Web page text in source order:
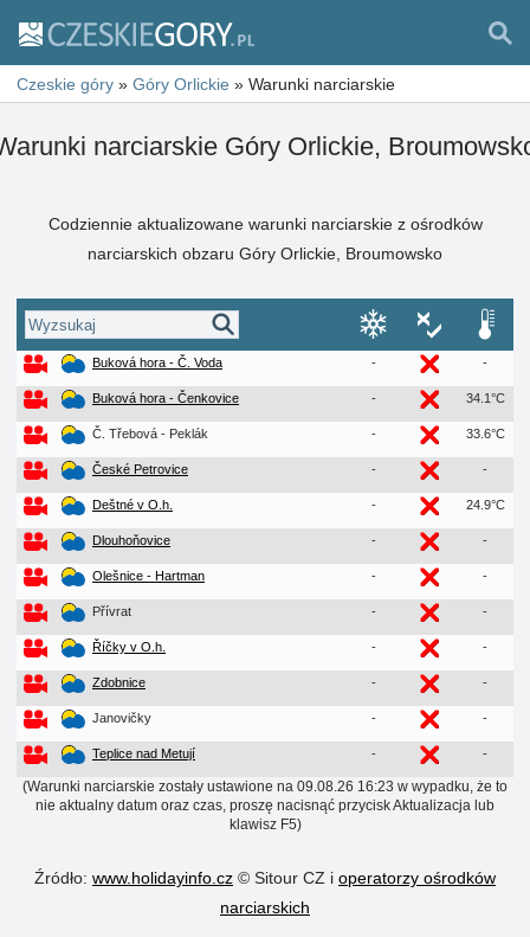
Czeskie góry » Góry Orlickie » Warunki narciarskie
narciarskie Góry Orlickie,
Codziennie aktualizowane warunki narciarskie z ośrodków
narciarskich obzaru Góry Orlickie, Broumowsko
Buková hora - Č. Voda - -
Buková hora - Čenkovice - 34.1°C
Č. Třebová - Peklák - 33.6°C
České Petrovice - -
Deštné v O.h. - 24.9°C
Dlouhoňovice - -
Olešnice - Hartman - -
Přívrat - -
Říčky v O.h. - -
Zdobnice - -
Janovičky - -
Teplice nad Metují - -
(Warunki narciarskie zostały ustawione na 09.08.26 16:23 w wypadku, że to
nie aktualny datum oraz czas, proszę nacisnąć przycisk Aktualizacja lub
klawisz F5)
Źródło: www.holidayinfo.cz © Sitour CZ i operatorzy ośrodków
narciarskich